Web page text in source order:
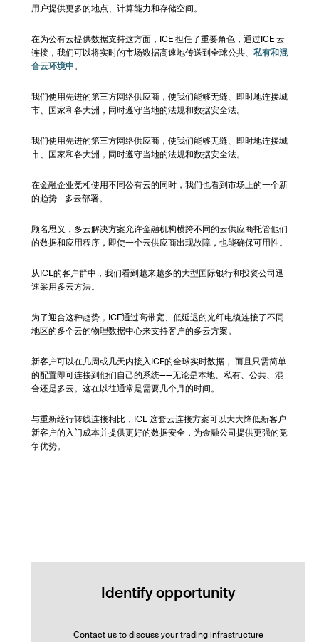
用户提供更多的地点、计算能力和存储空间。
在为公有云提供数据支持这方面，ICE 担任了重要角色，通过ICE 云
连接，我们可以将实时的市场数据高速地传送到全球公共、 私有和混
合云环境中。
我们使用先进的第三方网络供应商，使我们能够无缝、即时地连接城
市、国家和各大洲，同时遵守当地的法规和数据安全法。
我们使用先进的第三方网络供应商，使我们能够无缝、即时地连接城
市、国家和各大洲，同时遵守当地的法规和数据安全法。
在金融企业竞相使用不同公有云的同时，我们也看到市场上的一个新
的趋势 - 多云部署。
顾名思义，多云解决方案允许金融机构横跨不同的云供应商托管他们
的数据和应用程序，即使一个云供应商出现故障，也能确保可用性。
从ICE的客户群中，我们看到越来越多的大型国际银行和投资公司迅
速采用多云方法。
为了迎合这种趋势，ICE通过高带宽、低延迟的光纤电缆连接了不同
地区的多个云的物理数据中心来支持客户的多云方案。
新客户可以在几周或几天内接入ICE的全球实时数据， 而且只需简单
的配置即可连接到他们自己的系统——无论是本地、私有、公共、混
合还是多云。这在以往通常是需要几个月的时间。
与重新经行转线连接相比，ICE 这套云连接方案可以大大降低新客户
新客户的入门成本并提供更好的数据安全，为金融公司提供更强的竞
争优势。
Identify opportunity
Contact us to discuss your trading infrastructure